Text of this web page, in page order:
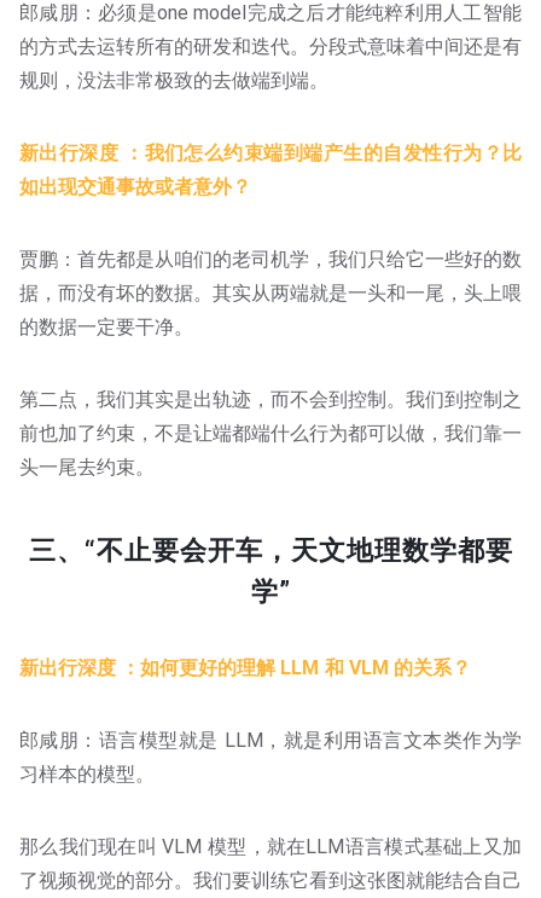
郎咸朋：必须是one model完成之后才能纯粹利用人工智能
的方式去运转所有的研发和迭代。分段式意味着中间还是有
规则，没法非常极致的去做端到端。
新出行深度 ：我们怎么约束端到端产生的自发性行为？比
如出现交通事故或者意外？
贾鹏：首先都是从咱们的老司机学，我们只给它一些好的数
据，而没有坏的数据。其实从两端就是一头和一尾，头上喂
的数据一定要干净。
第二点，我们其实是出轨迹，而不会到控制。我们到控制之
前也加了约束，不是让端都端什么行为都可以做，我们靠一
头一尾去约束。
三、“不止要会开车，天文地理数学都要
学”
新出行深度 ：如何更好的理解 LLM 和 VLM 的关系？
郎咸朋：语言模型就是 LLM，就是利用语言文本类作为学
习样本的模型。
那么我们现在叫 VLM 模型，就在LLM语言模式基础上又加
了视频视觉的部分。我们要训练它看到这张图就能结合自己